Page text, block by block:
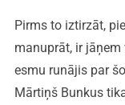
Pirms to iztirzāt,
manuprāt, ir jāņem
esmu runājis par
Mārtiņš Bunkus